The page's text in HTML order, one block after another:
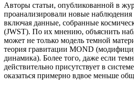
Авторы статьи, опубликованной в
проанализировали новые
включая данные, собранные
(JWST). По их мнению, объяснить
может не только модель темной
теория гравитации MOND
динамика). Более того, даже если
действительно присутствует в
оказаться примерно вдвое меньше